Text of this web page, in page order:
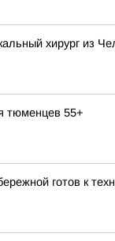
хирург из
тюменцев 55+
готов к